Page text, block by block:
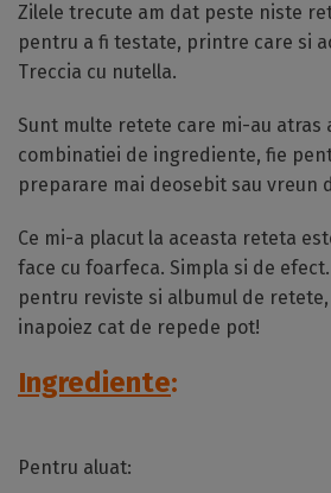
Zilele trecute am dat peste niste
pentru a fi testate, printre care si
Treccia cu nutella.
Sunt multe retete care mi-au
combinatiei de ingrediente, fie
preparare mai deosebit sau vreun
Ce mi-a placut la aceasta reteta
face cu foarfeca. Simpla si de
pentru reviste si albumul de
inapoiez cat de repede pot!
Ingrediente:
Pentru aluat: